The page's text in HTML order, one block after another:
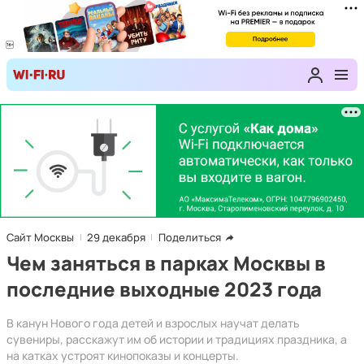
Сайт Москвы 29 декабря Поделиться
Чем заняться в парках Москвы в
последние выходные 2023 года
В канун Нового года детей и взрослых научат делать
сувениры, расскажут им об истории и традициях праздника, а
на катках устроят кинопоказы и концерты.